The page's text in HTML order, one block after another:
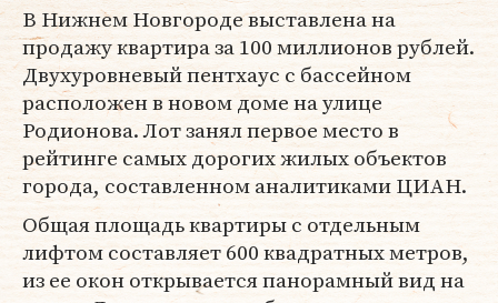
В Нижнем Новгороде выставлена на
продажу квартира за 100 миллионов рублей.
Двухуровневый пентхаус с бассейном
расположен в новом доме на улице
Родионова. Лот занял первое место в
рейтинге самых дорогих жилых объектов
города, составленном аналитиками ЦИАН.
Общая площадь квартиры с отдельным
лифтом составляет 600 квадратных метров,
из ее окон открывается панорамный вид на